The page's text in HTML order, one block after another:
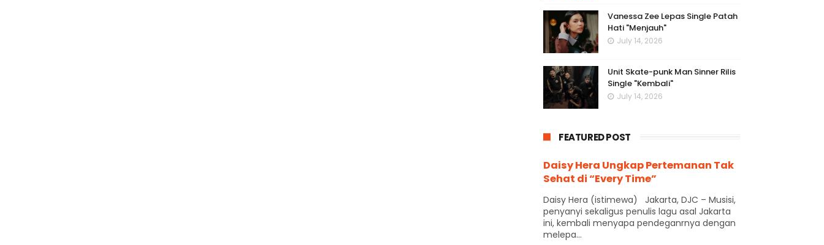
Vanessa Zee Lepas Single Patah
Hati "Menjauh"
July 14, 2026
Unit Skate-punk Man Sinner Rilis
Single "Kembali"
July 14, 2026
FEATURED POST
Daisy Hera Ungkap Pertemanan Tak
Sehat di “Every Time”
Daisy Hera (istimewa) Jakarta, DJC – Musisi,
penyanyi sekaligus penulis lagu asal Jakarta
ini, kembali menyapa pendeganrnya dengan
melepa...